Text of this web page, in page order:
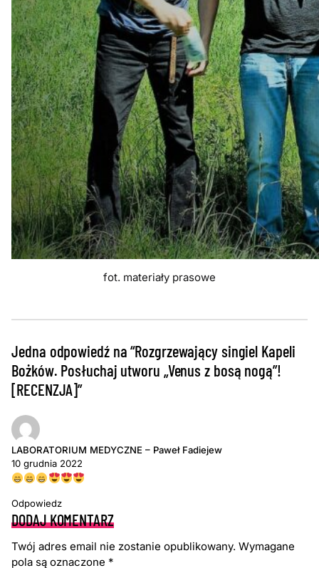
fot. materiały prasowe
Jedna odpowiedź na “Rozgrzewający singiel Kapeli
Bożków. Posłuchaj utworu „Venus z bosą nogą”!
[RECENZJA]”
LABORATORIUM MEDYCZNE – Paweł Fadiejew
10 grudnia 2022
Odpowiedz
DODAJ KOMENTARZ
Twój adres email nie zostanie opublikowany. Wymagane
pola są oznaczone *